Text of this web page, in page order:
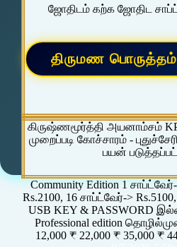
ஜோதிடம் கற்க ஜோதிட
கிருஷ்ணமூர்த்தி அயனாம்சம் KP
முறைப்படி கோச்சாரம் -
பயன்
Community Edition 1
Rs.2100, 16 சாப்ட்வேர்->
USB KEY & PASSWORD
Professional edition
12,000 ₹ 22,000 ₹ 35,000 ₹